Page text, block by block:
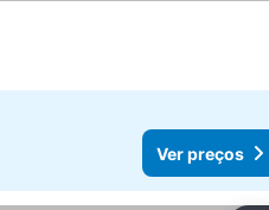
Ver preços